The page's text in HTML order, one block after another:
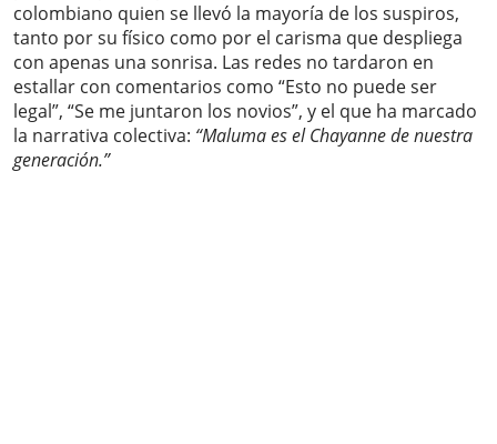
colombiano quien se llevó la mayoría de los suspiros,
tanto por su físico como por el carisma que despliega
con apenas una sonrisa. Las redes no tardaron en
estallar con comentarios como “Esto no puede ser
legal”, “Se me juntaron los novios”, y el que ha marcado
la narrativa colectiva: “Maluma es el Chayanne de nuestra
generación.”